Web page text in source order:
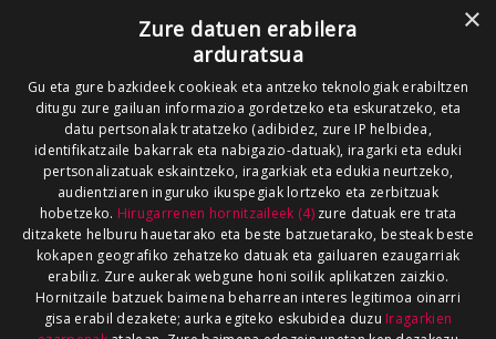
×
Zure datuen erabilera
arduratsua
Gu eta gure bazkideek cookieak eta antzeko teknologiak erabiltzen
ditugu zure gailuan informazioa gordetzeko eta eskuratzeko, eta
datu pertsonalak tratatzeko (adibidez, zure IP helbidea,
identifikatzaile bakarrak eta nabigazio-datuak), iragarki eta eduki
pertsonalizatuak eskaintzeko, iragarkiak eta edukia neurtzeko,
audientziaren inguruko ikuspegiak lortzeko eta zerbitzuak
hobetzeko. Hirugarrenen hornitzaileek (4)zure datuak ere trata
ditzakete helburu hauetarako eta beste batzuetarako, besteak beste
kokapen geografiko zehatzeko datuak eta gailuaren ezaugarriak
erabiliz. Zure aukerak webgune honi soilik aplikatzen zaizkio.
Hornitzaile batzuek baimena beharrean interes legitimoa oinarri
gisa erabil dezakete; aurka egiteko eskubidea duzu Iragarkien